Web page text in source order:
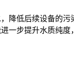
降低后续设备的
一步提升水质纯